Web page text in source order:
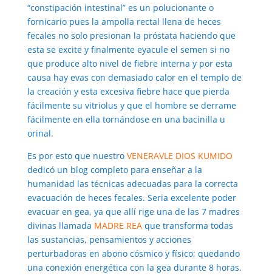
“constipación intestinal” es un polucionante o
fornicario pues la ampolla rectal llena de heces
fecales no solo presionan la próstata haciendo que
esta se excite y finalmente eyacule el semen si no
que produce alto nivel de fiebre interna y por esta
causa hay evas con demasiado calor en el templo de
la creación y esta excesiva fiebre hace que pierda
fácilmente su vitriolus y que el hombre se derrame
fácilmente en ella tornándose en una bacinilla u
orinal.
Es por esto que nuestro VENERAVLE DIOS KUMIDO
dedicó un blog completo para enseñar a la
humanidad las técnicas adecuadas para la correcta
evacuación de heces fecales. Seria excelente poder
evacuar en gea, ya que allí rige una de las 7 madres
divinas llamada MADRE REAque transforma todas
las sustancias, pensamientos y acciones
perturbadoras en abono cósmico y físico; quedando
una conexión energética con la gea durante 8 horas.